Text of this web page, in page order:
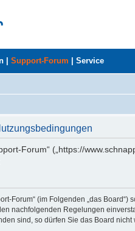
Support-Forum Service
Forum“ („https://
Forum“ (im Folgenden „das
nachfolgenden Regelungen
sind, so dürfen Sie das Board